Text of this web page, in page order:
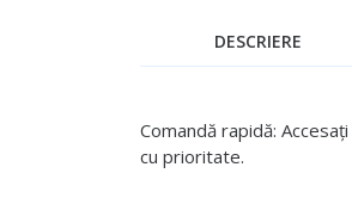
DESCRIERE
Comandă rapidă: Accesați
cu prioritate.